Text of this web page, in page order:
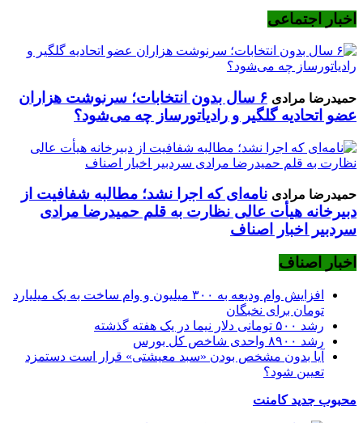
اخبار اجتماعی
حمیدرضا مرادی
۶ سال بدون انتخابات؛ سرنوشت هزاران
عضو اتحادیه گلگیر و رادیاتورساز چه می‌شود؟
حمیدرضا مرادی نامه‌ای که اجرا نشد؛ مطالبه شفافیت از
دبیرخانه هیأت عالی نظارت به قلم حمیدرضا مرادی
سردبیر اخبار اصناف
اخبار اصناف
افزایش وام ودیعه به ۳۰۰ میلیون و وام ساخت به یک میلیارد
تومان برای نخبگان
رشد ۵۰۰ تومانی دلار نیما در یک هفته گذشته
رشد ۸۹۰۰ واحدی شاخص کل بورس
آیا بدون مشخص بودن «سبد معیشتی» قرار است دستمزد
تعیین شود؟
محبوب جدیدکامنت